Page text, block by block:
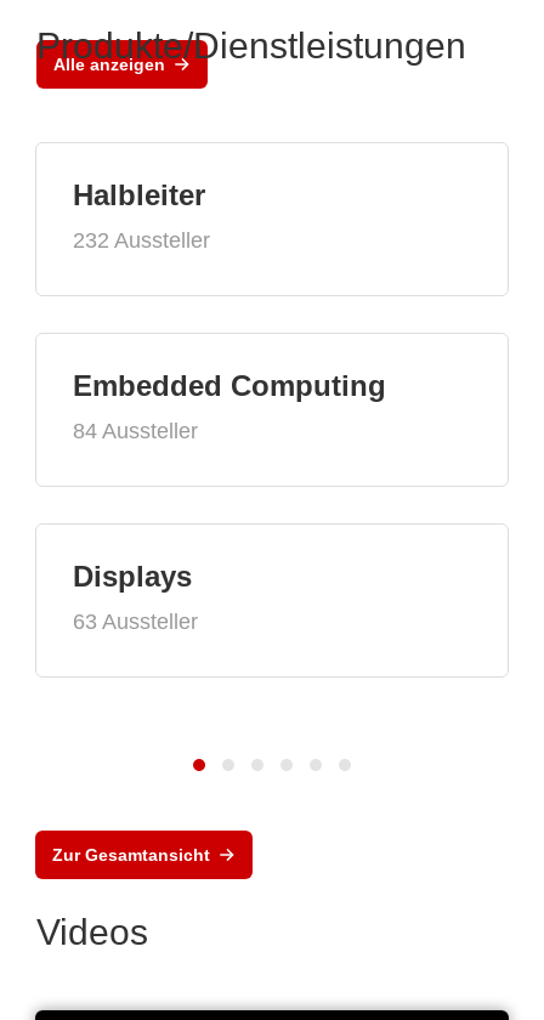
Alle anzeigen
Produkte/Dienstleistungen
Halbleiter
232 Aussteller
Embedded Computing
84 Aussteller
Displays
63 Aussteller
Zur Gesamtansicht
Videos